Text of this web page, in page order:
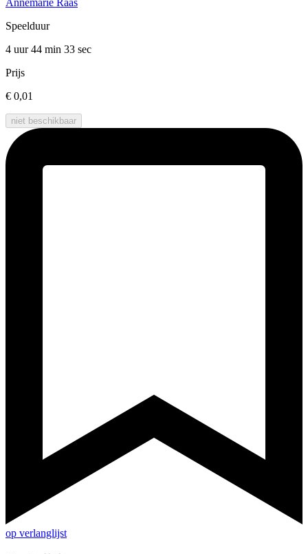
Speelduur
4 uur 44 min 33 sec
Prijs
€ 0,01
niet beschikbaar
op verlanglijst